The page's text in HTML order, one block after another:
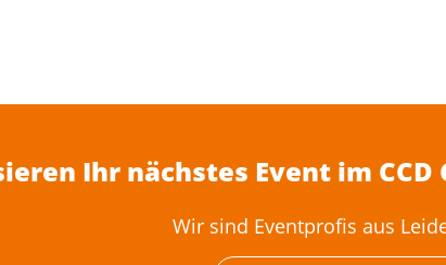
Ihr nächstes Event im
Wir sind Eventprofis aus